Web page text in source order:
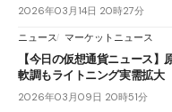
2026年03月14日 20時27分
ニュース マーケットニュース
【今日の仮想通貨ニュース
軟調もライトニング実需拡大
2026年03月09日 20時51分